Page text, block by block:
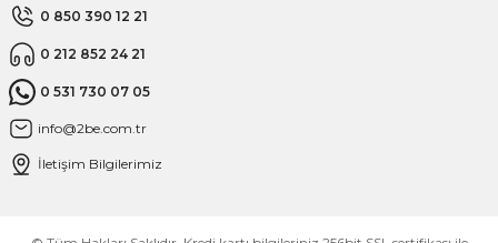
0 850 390 12 21
0 212 852 24 21
0 531 730 07 05
info@2be.com.tr
İletişim Bilgilerimiz